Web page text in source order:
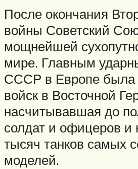
После окончания
войны Советский
мощнейшей
мире. Главным
СССР в Европе была
войск в Восточной
насчитывавшая до
солдат и офицеров и
тысяч танков самых
моделей.